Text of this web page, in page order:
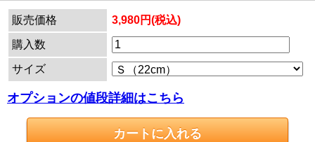
販売価格 3,980円(税込)
購入数
サイズ
オプションの値段詳細はこちら